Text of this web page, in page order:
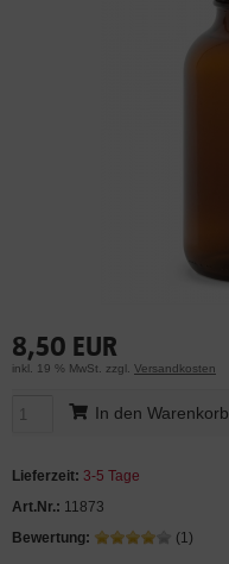
8,50 EUR
inkl. 19 % MwSt. zzgl. Versandkosten
In den Warenkorb
Lieferzeit: 3-5 Tage
Art.Nr.: 11873
Bewertung:
(1)